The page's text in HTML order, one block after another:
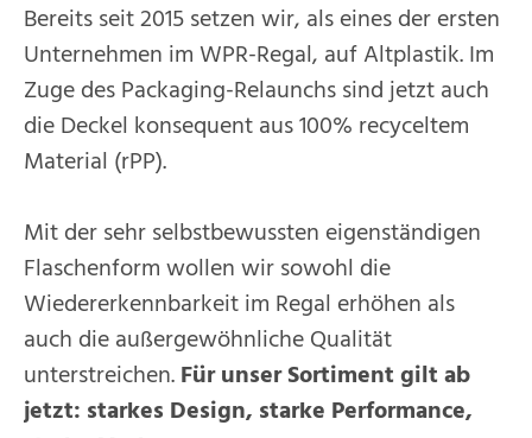
Bereits seit 2015 setzen wir, als eines der ersten
Unternehmen im WPR-Regal, auf Altplastik. Im
Zuge des Packaging-Relaunchs sind jetzt auch
die Deckel konsequent aus 100% recyceltem
Material (rPP).
Mit der sehr selbstbewussten eigenständigen
Flaschenform wollen wir sowohl die
Wiedererkennbarkeit im Regal erhöhen als
auch die außergewöhnliche Qualität
unterstreichen.Für unser Sortiment gilt ab
jetzt: starkes Design, starke Performance,